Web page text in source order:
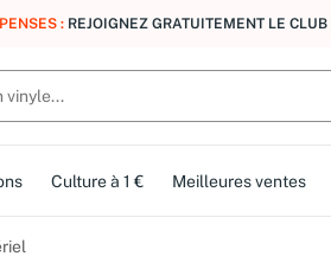
: REJOIGNEZ GRATUITEMENT LE
Culture à 1 € Meilleures ventes